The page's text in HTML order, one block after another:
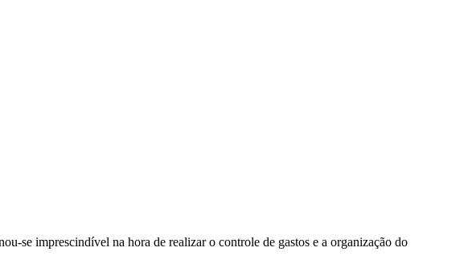
se imprescindível na hora de realizar o controle de gastos e a organização do